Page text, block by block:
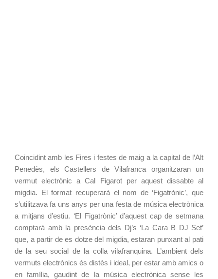
Coincidint amb les Fires i festes de maig a la capital de l’Alt
Penedès, els Castellers de Vilafranca organitzaran un
vermut electrònic a Cal Figarot per aquest dissabte al
migdia. El format recuperarà el nom de ‘Figatrònic’, que
s’utilitzava fa uns anys per una festa de música electrònica
a mitjans d’estiu. ‘El Figatrònic’ d’aquest cap de setmana
comptarà amb la presència dels Dj’s ‘La Cara B DJ Set’
que, a partir de es dotze del migdia, estaran punxant al pati
de la seu social de la colla vilafranquina. L’ambient dels
vermuts electrònics és distès i ideal, per estar amb amics o
en família, gaudint de la música electrònica sense les